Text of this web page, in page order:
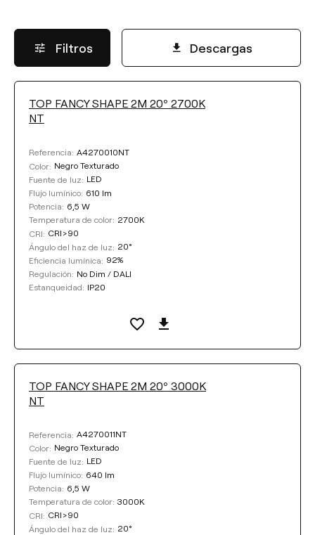
Filtros Descargas
FLUJO LUMÍNICO
Seleccionar
TEMPERATURA DE COLOR
Seleccionar
EFICIENCIA LUMÍNICA
LONGITUD DEL CABLE
Max. 2 m
TOP FANCY SHAPE 2M 20º 2700K
NT
Referencia: A4270010NT
Color: Negro Texturado
Fuente de luz: LED
Flujo lumínico: 610 lm
Potencia: 6,5 W
Temperatura de color: 2700K
CRI: CRI>90
Ángulo del haz de luz: 20°
Eficiencia lumínica: 92%
Regulación: No Dim / DALI
Estanqueidad: IP20
TOP FANCY SHAPE 2M 20º 3000K
NT
Referencia: A4270011NT
Color: Negro Texturado
Fuente de luz: LED
Flujo lumínico: 640 lm
Potencia: 6,5 W
Temperatura de color: 3000K
CRI: CRI>90
Ángulo del haz de luz: 20°